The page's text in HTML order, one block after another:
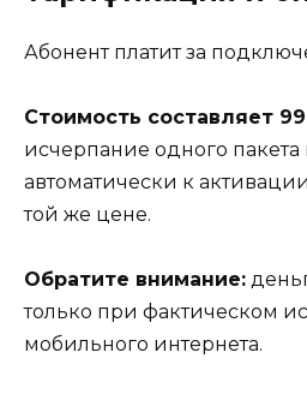
Абонент платит за
Стоимость составляет
исчерпание одного
автоматически к
той же цене.
Обратите внимание:
только при фактическом
мобильного интернета.